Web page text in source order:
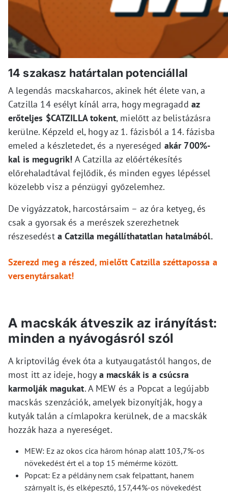
14 szakasz határtalan potenciállal
A legendás macskaharcos, akinek hét élete van, a
Catzilla 14 esélyt kínál arra, hogy megragadd az
erőteljes $CATZILLA tokent, mielőtt az belistázásra
kerülne. Képzeld el, hogy az 1. fázisból a 14. fázisba
emeled a készletedet, és a nyereséged akár 700%-
kal is megugrik! A Catzilla az előértékesítés
előrehaladtával fejlődik, és minden egyes lépéssel
közelebb visz a pénzügyi győzelemhez.
De vigyázzatok, harcostársaim – az óra ketyeg, és
csak a gyorsak és a merészek szerezhetnek
részesedést a Catzilla megállíthatatlan hatalmából.
Szerezd meg a részed, mielőtt Catzilla széttapossa a
versenytársakat!
A macskák átveszik az irányítást:
minden a nyávogásról szól
A kriptovilág évek óta a kutyaugatástól hangos, de
most itt az ideje, hogy a macskák is a csúcsra
karmolják magukat. A MEW és a Popcat a legújabb
macskás szenzációk, amelyek bizonyítják, hogy a
kutyák talán a címlapokra kerülnek, de a macskák
hozzák haza a nyereséget.
MEW: Ez az okos cica három hónap alatt 103,7%-os
növekedést ért el a top 15 mémérme között.
Popcat: Ez a példány nem csak felpattant, hanem
szárnyalt is, és elképesztő, 157,44%-os növekedést